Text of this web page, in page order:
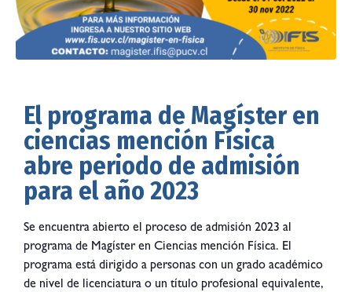
El programa de Magíster en
ciencias mención Física
abre periodo de admisión
para el año 2023
Se encuentra abierto el proceso de admisión 2023 al
programa de Magíster en Ciencias mención Física. El
programa está dirigido a personas con un grado académico
de nivel de licenciatura o un título profesional equivalente,